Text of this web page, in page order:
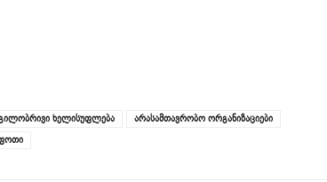
ხელისუფლება
არასამთავრობო ორგანიზაციები